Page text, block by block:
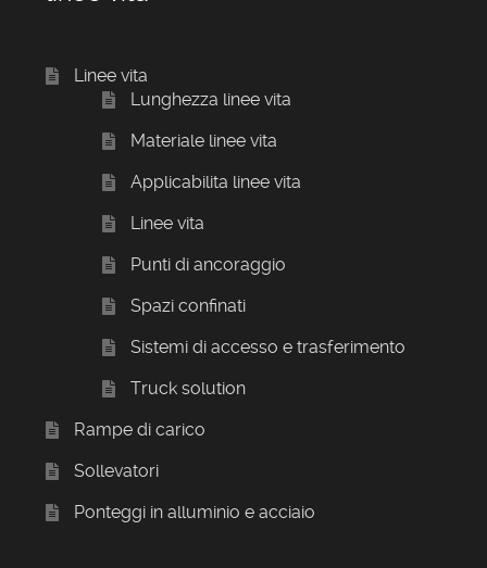
Linee vita
Lunghezza linee vita
Materiale linee vita
Applicabilita linee vita
Linee vita
Punti di ancoraggio
Spazi confinati
Sistemi di accesso e trasferimento
Truck solution
Rampe di carico
Sollevatori
Ponteggi in alluminio e acciaio